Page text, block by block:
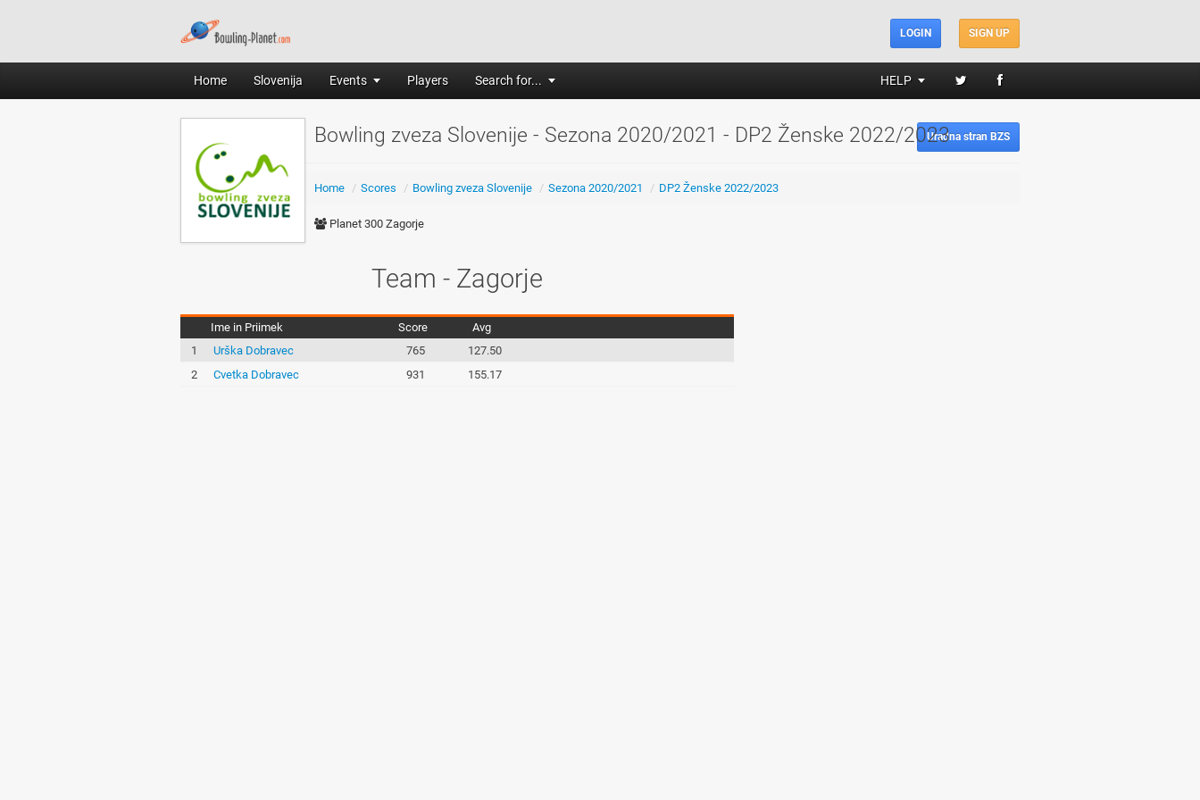
SIGN UP
LOGIN
Home Slovenija Events Players Search for... HELP
Bowling zveza Slovenije - Sezona 2020/2021 - DP2 Ženske 2022/2023Uradna stran BZS
Home / Scores / Bowling zveza Slovenije / Sezona 2020/2021 / DP2 Ženske 2022/2023
Planet 300 Zagorje
Team - Zagorje
Ime in Priimek Score
Avg
1
Urška Dobravec 765
127.50
2
Cvetka Dobravec 931 155.17